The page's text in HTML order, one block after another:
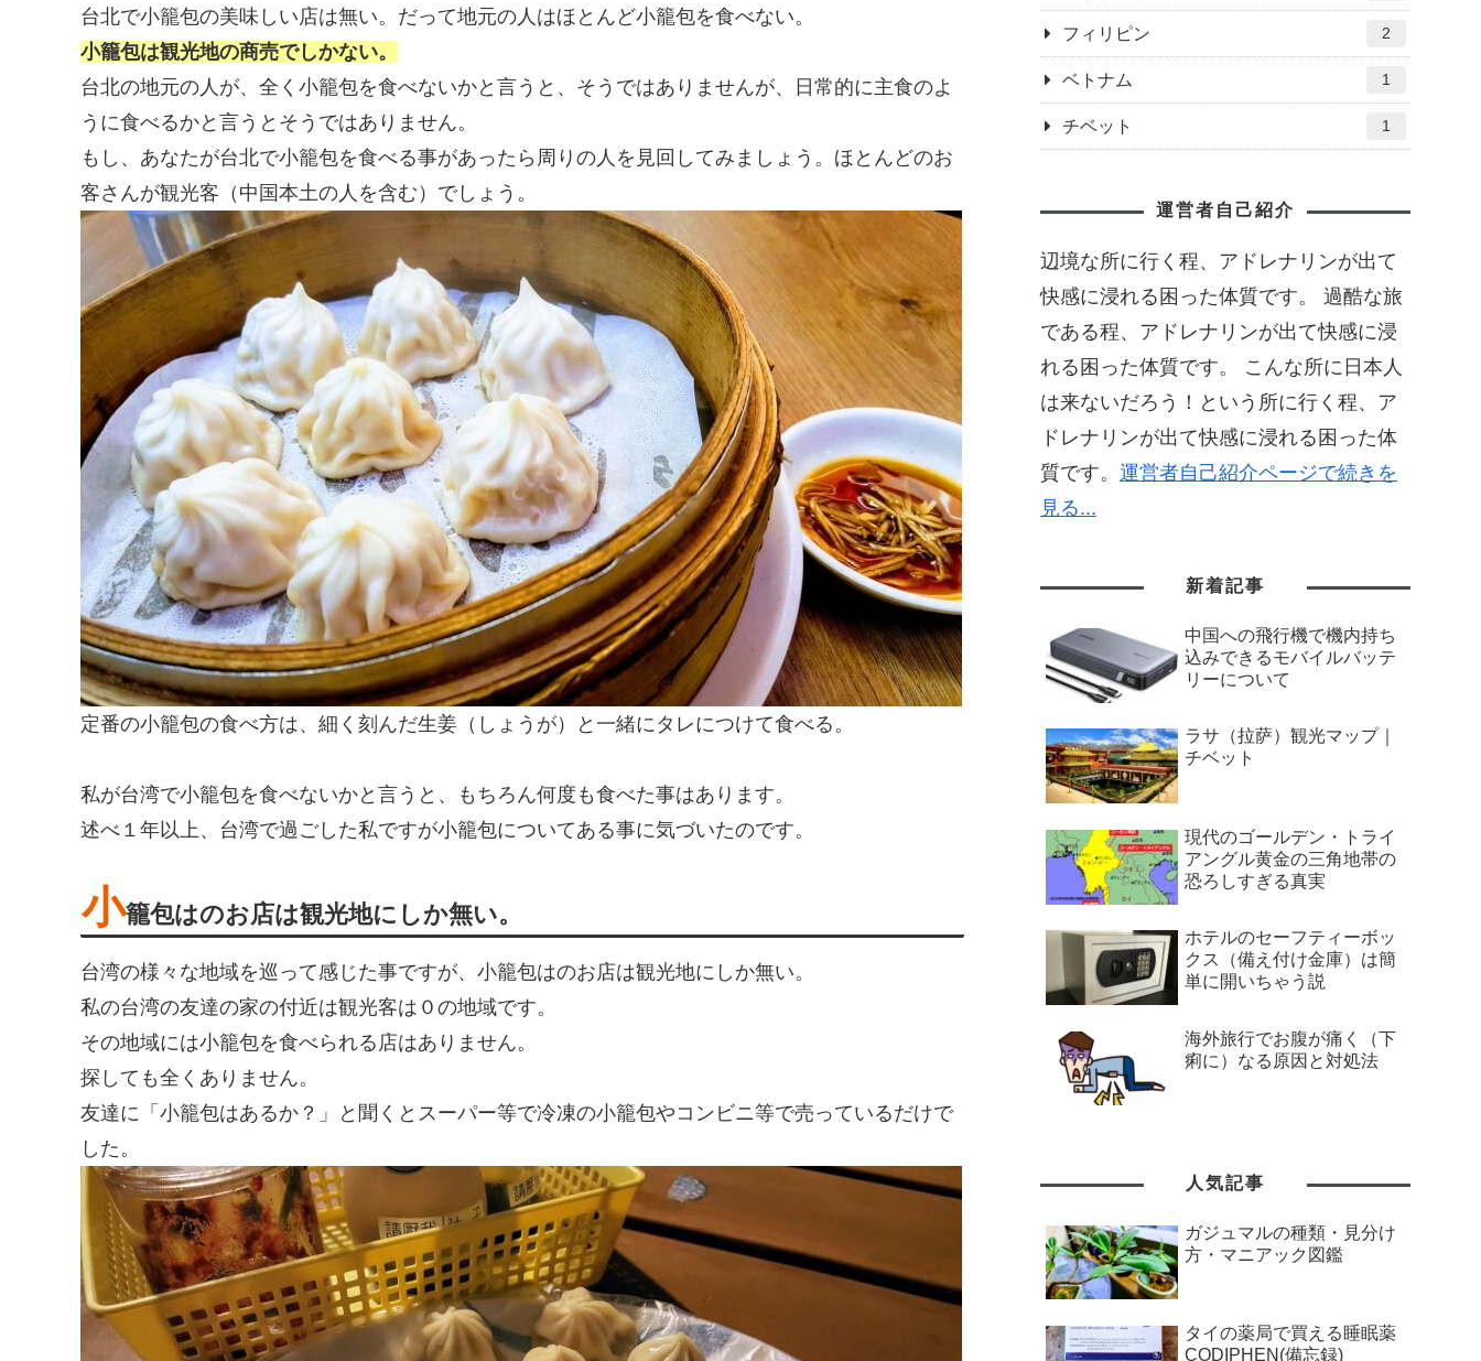
台北で小籠包の美味しい店は無い。だって地元の人はほとんど小籠包を食べない。
小籠包は観光地の商売でしかない。
台北の地元の人が、全く小籠包を食べないかと言うと、そうではありませんが、日常的に主食のよ
うに食べるかと言うとそうではありません。
もし、あなたが台北で小籠包を食べる事があったら周りの人を見回してみましょう。ほとんどのお
客さんが観光客（中国本土の人を含む）でしょう。
定番の小籠包の食べ方は、細く刻んだ生姜（しょうが）と一緒にタレにつけて食べる。
私が台湾で小籠包を食べないかと言うと、もちろん何度も食べた事はあります。
述べ１年以上、台湾で過ごした私ですが小籠包についてある事に気づいたのです。
小籠包はのお店は観光地にしか無い。
台湾の様々な地域を巡って感じた事ですが、小籠包はのお店は観光地にしか無い。
私の台湾の友達の家の付近は観光客は０の地域です。
その地域には小籠包を食べられる店はありません。
探しても全くありません。
友達に「小籠包はあるか？」と聞くとスーパー等で冷凍の小籠包やコンビニ等で売っているだけで
した。
フィリピン 2
ベトナム 1
チベット 1
運営者自己紹介
辺境な所に行く程、アドレナリンが出て
快感に浸れる困った体質です。 過酷な旅
である程、アドレナリンが出て快感に浸
れる困った体質です。 こんな所に日本人
は来ないだろう！という所に行く程、ア
ドレナリンが出て快感に浸れる困った体
質です。 運営者自己紹介ページで続きを
見る...
新着記事
中国への飛行機で機内持ち
込みできるモバイルバッテ
リーについて
ラサ（拉萨）観光マップ｜
チベット
現代のゴールデン・トライ
アングル黄金の三角地帯の
恐ろしすぎる真実
ホテルのセーフティーボッ
クス（備え付け金庫）は簡
単に開いちゃう説
海外旅行でお腹が痛く（下
痢に）なる原因と対処法
人気記事
ガジュマルの種類・見分け
方・マニアック図鑑
タイの薬局で買える睡眠薬
CODIPHEN(備忘録)